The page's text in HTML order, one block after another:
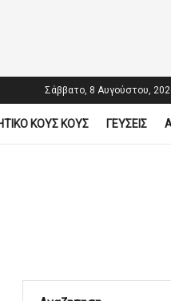
Σάββατο, 8 Αυγούστου,
ΚΟΥΣ ΚΟΥΣ ΓΕΥΣΕΙΣ